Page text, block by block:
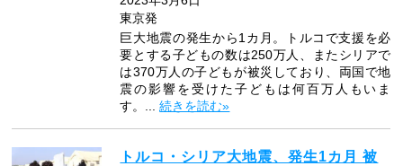
東京発
巨大地震の発生から1カ月。トルコで支援を必
要とする子どもの数は250万人、またシリアで
は370万人の子どもが被災しており、両国で地
震の影響を受けた子どもは何百万人もいま
す。...続きを読む»
トルコ・シリア大地震、発生1カ月 被